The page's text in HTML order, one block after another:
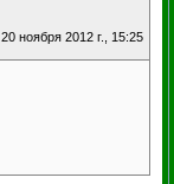
20 ноября 2012 г., 15:25